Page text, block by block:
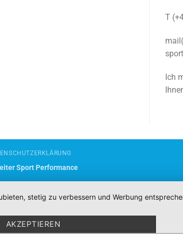
T
Ich
Sport Performance
stetig zu verbessern und Werbung
AKZEPTIEREN